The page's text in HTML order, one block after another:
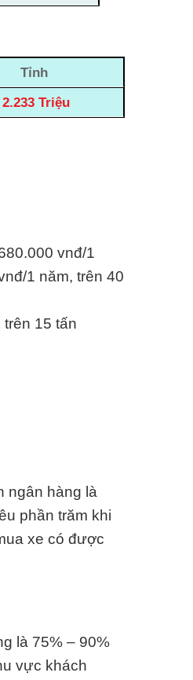
Tỉnh
2.233 Triệu
vnđ/1
1 năm, trên 40
15 tấn
ngân hàng là
phần trăm khi
xe có được
là 75% – 90%
vực khách